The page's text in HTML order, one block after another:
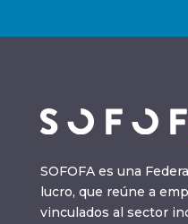
SOFOFA es una
lucro, que reúne a
vinculados al sector